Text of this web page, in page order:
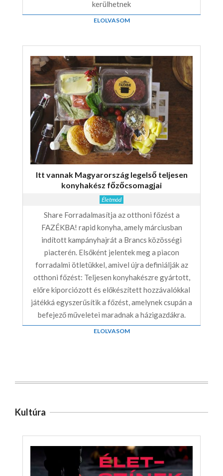
kerülhetnek
ELOLVASOM
Itt vannak Magyarország legelső teljesen
konyhakész főzőcsomagjai
Életmód
Share Forradalmasítja az otthoni főzést a
FAZÉKBA! rapid konyha, amely márciusban
indított kampányhajrát a Brancs közösségi
piacterén. Elsőként jelentek meg a piacon
forradalmi ötletükkel, amivel újra definiálják az
otthoni főzést: Teljesen konyhakészre gyártott,
előre kiporciózott és előkészített hozzávalókkal
játékká egyszerűsítik a főzést, amelynek csupán a
befejező műveletei maradnak a házigazdákra.
ELOLVASOM
Kultúra